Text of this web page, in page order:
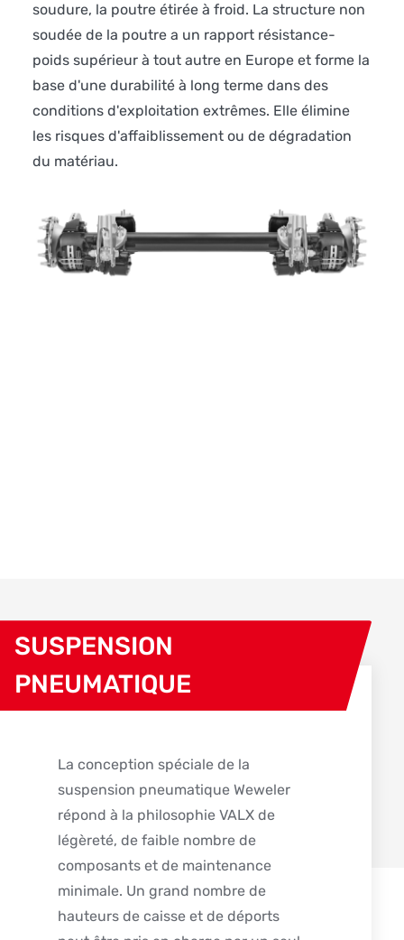
soudure, la poutre étirée à froid. La structure non
soudée de la poutre a un rapport résistance-
poids supérieur à tout autre en Europe et forme la
base d'une durabilité à long terme dans des
conditions d'exploitation extrêmes. Elle élimine
les risques d'affaiblissement ou de dégradation
du matériau.
SUSPENSION
PNEUMATIQUE
La conception spéciale de la
suspension pneumatique Weweler
répond à la philosophie VALX de
légèreté, de faible nombre de
composants et de maintenance
minimale. Un grand nombre de
hauteurs de caisse et de déports